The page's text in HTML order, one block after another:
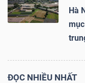
Hà
ĐỌC NHIỀU NHẤT